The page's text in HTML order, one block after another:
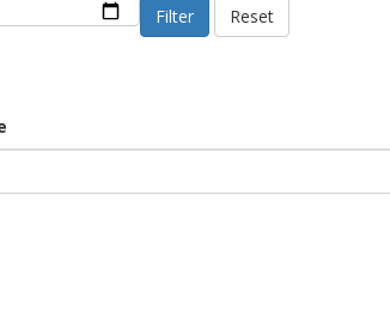
Filter
Reset